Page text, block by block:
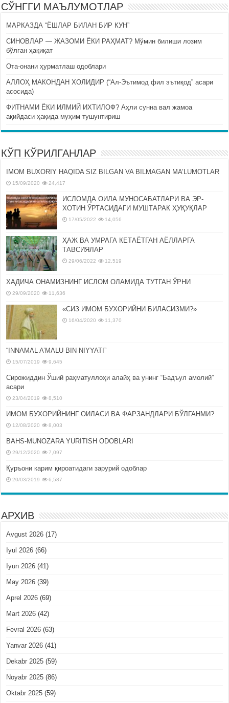
СЎНГГИ МАЪЛУМОТЛАР
МАРКАЗДА “ЁШЛАР БИЛАН БИР КУН”
СИНОВЛАР — ЖАЗОМИ ЁКИ РАҲМАТ? Мўмин билиши лозим
бўлган ҳақиқат
Ота-онани ҳурматлаш одоблари
АЛЛОҲ МАКОНДАН ХОЛИДИР (“Ал-Эътимод фил эътиқод” асари
асосида)
ФИТНАМИ ЁКИ ИЛМИЙ ИХТИЛОФ? Аҳли сунна вал жамоа
ақийдаси ҳақида муҳим тушунтириш
КЎП КЎРИЛГАНЛАР
IMOM BUXORIY HAQIDA SIZ BILGAN VA BILMAGAN MA’LUMOTLAR
15/09/2020 24,417
ИСЛОМДА ОИЛА МУНОСАБАТЛАРИ ВА ЭР-
ХОТИН ЎРТАСИДАГИ МУШТАРАК ҲУҚУҚЛАР
17/05/2022 14,056
ҲАЖ ВА УМРАГА КЕТАЁТГАН АЁЛЛАРГА
ТАВСИЯЛАР
29/06/2022 12,519
ХАДИЧА ОНАМИЗНИНГ ИСЛОМ ОЛАМИДА ТУТГАН ЎРНИ
29/09/2020 11,636
«СИЗ ИМОМ БУХОРИЙНИ БИЛАСИЗМИ?»
16/04/2020 11,370
“INNAMAL A’MALU BIN NIYYATI”
15/07/2019 9,645
Сирожиддин Ўший раҳматуллоҳи алайҳ ва унинг “Бадъул амолий”
асари
23/04/2019 8,510
ИМОМ БУХОРИЙНИНГ ОИЛАСИ ВА ФАРЗАНДЛАРИ БЎЛГАНМИ?
12/08/2020 8,003
BAHS-MUNOZARA YURITISH ODOBLARI
29/12/2020 7,097
Қуръони карим қироатидаги зарурий одоблар
20/03/2019 6,587
АРХИВ
Avgust 2026 (17)
Iyul 2026 (66)
Iyun 2026 (41)
May 2026 (39)
Aprel 2026 (69)
Mart 2026 (42)
Fevral 2026 (63)
Yanvar 2026 (41)
Dekabr 2025 (59)
Noyabr 2025 (86)
Oktabr 2025 (59)